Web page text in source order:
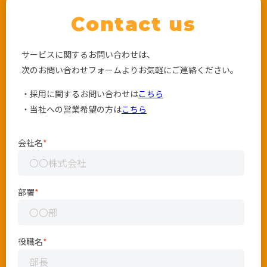
Contact us
サービスに関するお問い合わせは、
次のお問い合わせフォームよりお気軽にご連絡ください。
・採用に関するお問い合わせはこちら
・当社への営業希望の方はこちら
会社名*
部署*
役職名*